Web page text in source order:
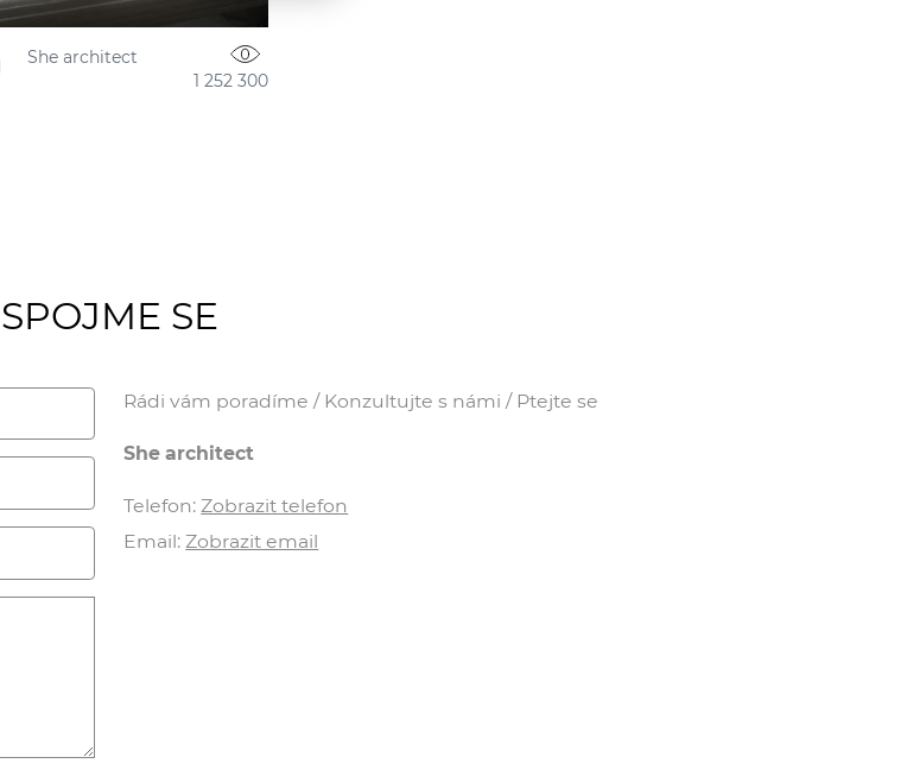
She architect
1 252 300
SPOJME SE
Rádi vám poradíme / Konzultujte s námi / Ptejte se
She architect
Telefon:Zobrazit telefon
Email:Zobrazit email